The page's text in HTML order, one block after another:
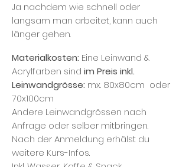
Ja nachdem wie schnell oder
langsam man arbeitet, kann auch
länger gehen.
Materialkosten: Eine Leinwand &
Acrylfarben sind im Preis inkl.
Leinwandgrösse: mx. 80x80cm oder
70x100cm
Andere Leinwandgrössen nach
Anfrage oder selber mitbringen.
Nach der Anmeldung erhälst du
weitere Kurs-Infos.